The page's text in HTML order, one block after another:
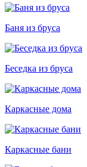
Баня из бруса
Беседка из бруса
Каркасные дома
Каркасные бани